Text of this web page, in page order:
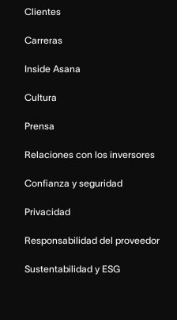
Clientes
Carreras
Inside Asana
Cultura
Prensa
Relaciones con los inversores
Confianza y seguridad
Privacidad
Responsabilidad del proveedor
Sustentabilidad y ESG